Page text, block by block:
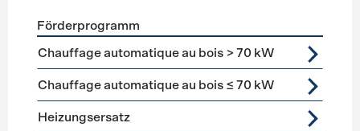
Förderprogramme Heizung
Förderprogramm
Chauffage automatique au bois > 70 kW
Chauffage automatique au bois ≤ 70 kW
Heizungsersatz